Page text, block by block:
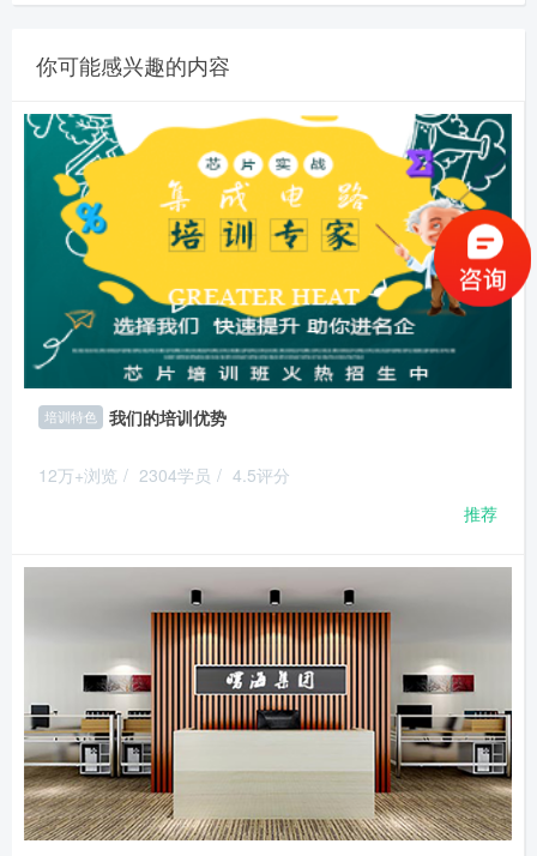
你可能感兴趣的内容
培训特色 我们的培训优势
12万+浏览 / 2304学员 / 4.5评分
推荐